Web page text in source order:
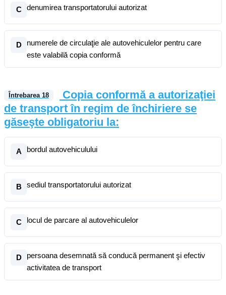
C denumirea transportatorului autorizat
D
numerele de circulaţie ale autovehiculelor pentru care
este valabilă copia conformă
Întrebarea 18
Copia conformă a autorizaţiei
de transport în regim de închiriere se
găseşte obligatoriu la:
A bordul autovehiculului
B sediul transportatorului autorizat
C locul de parcare al autovehiculelor
D
persoana desemnată să conducă permanent şi efectiv
activitatea de transport